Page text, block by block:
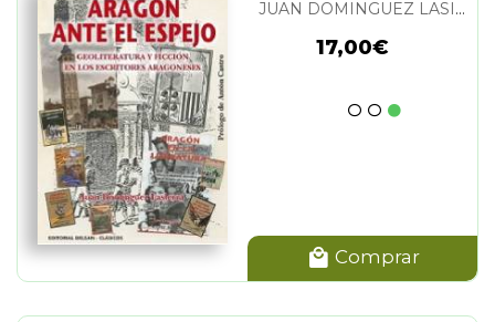
JUAN DOMINGUEZ LASIERRA
17,00€
Comprar